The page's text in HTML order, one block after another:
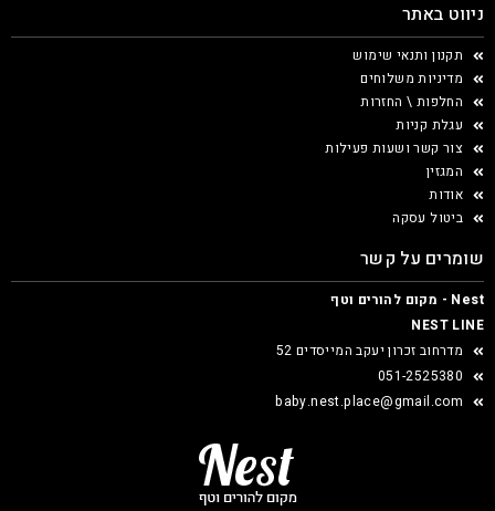
ניווט באתר
תקנון ותנאי שימוש
מדיניות משלוחים
החלפות \ החזרות
עגלת קניות
צור קשר ושעות פעילות
המגזין
אודות
ביטול עסקה
שומרים על קשר
Nest - מקום להורים וטף
NEST LINE
מדרחוב זכרון יעקב המייסדים 52
051-2525380
baby.nest.place@gmail.com